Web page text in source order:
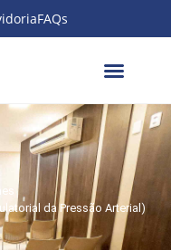
FAQs
da Pressão Arterial)